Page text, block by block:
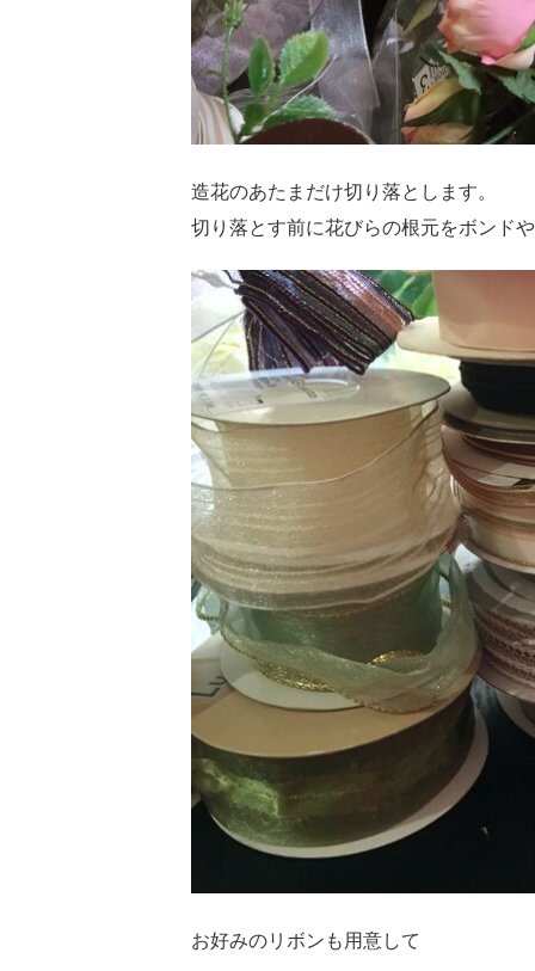
造花のあたまだけ切り落とします。
切り落とす前に花びらの根元をボンド
お好みのリボンも用意して